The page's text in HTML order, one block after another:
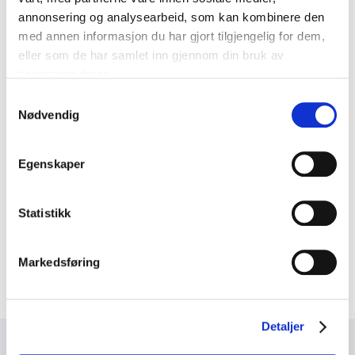
annonsering og analysearbeid, som kan kombinere den
med annen informasjon du har gjort tilgjengelig for dem,
eller som de har samlet inn gjennom din bruk av
Nødvendig
Egenskaper
Statistikk
Markedsføring
Detaljer
Last
rapporten
Bygg21
alle
veiledere
rapporter.
Kun for medlem
Last